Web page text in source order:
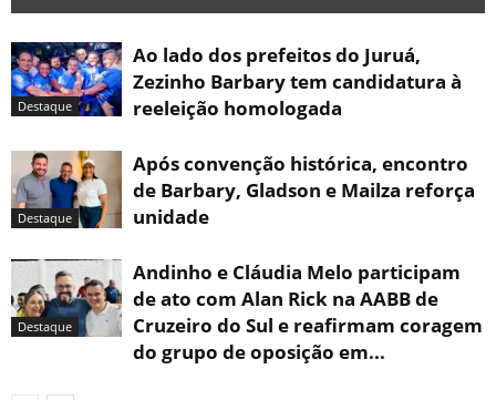
Destaque
Ao lado dos prefeitos do Juruá,
Zezinho Barbary tem candidatura à
reeleição homologada
Destaque
Após convenção histórica, encontro
de Barbary, Gladson e Mailza reforça
unidade
Destaque
Andinho e Cláudia Melo participam
de ato com Alan Rick na AABB de
Cruzeiro do Sul e reafirmam coragem
do grupo de oposição em...